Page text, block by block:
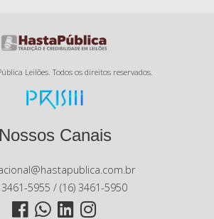
Leilões. Todos os direitos reservados.
Nossos Canais
3461-5955 / (16) 3461-5950